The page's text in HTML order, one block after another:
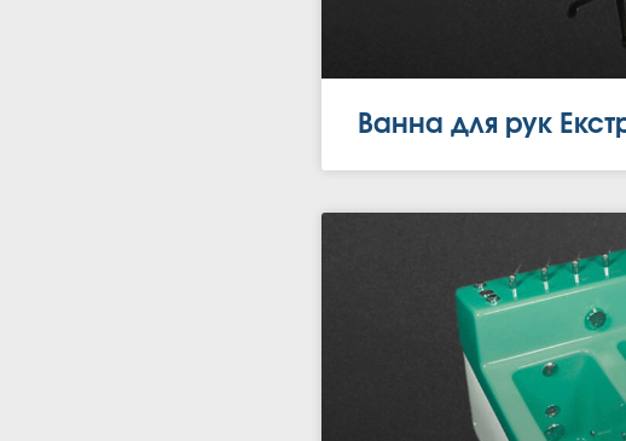
Ванна для рук